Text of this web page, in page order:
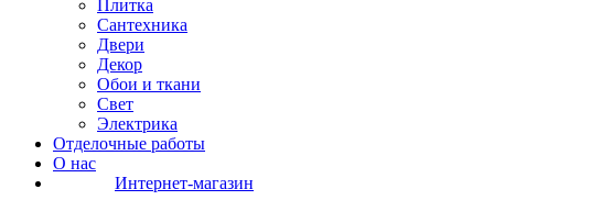
Плитка
Сантехника
Двери
Декор
Обои и ткани
Свет
Электрика
Отделочные работы
О нас
Интернет-магазин